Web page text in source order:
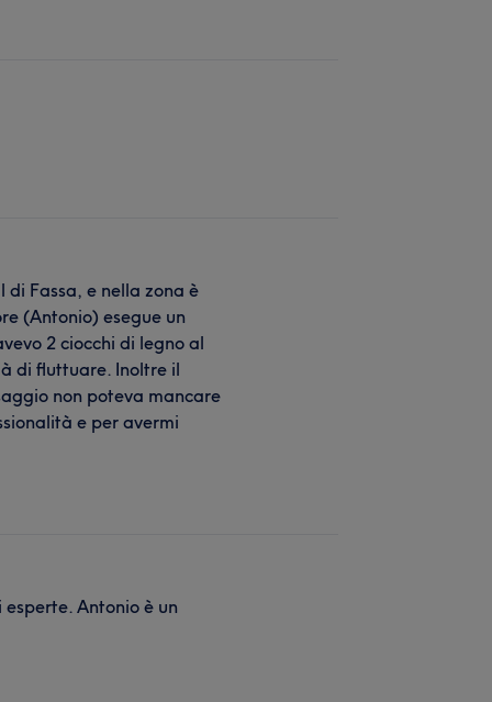
Fassa, e nella zona è
(Antonio) esegue un
2 ciocchi di legno al
di fluttuare. Inoltre il
non poteva mancare
e per avermi
Antonio è un